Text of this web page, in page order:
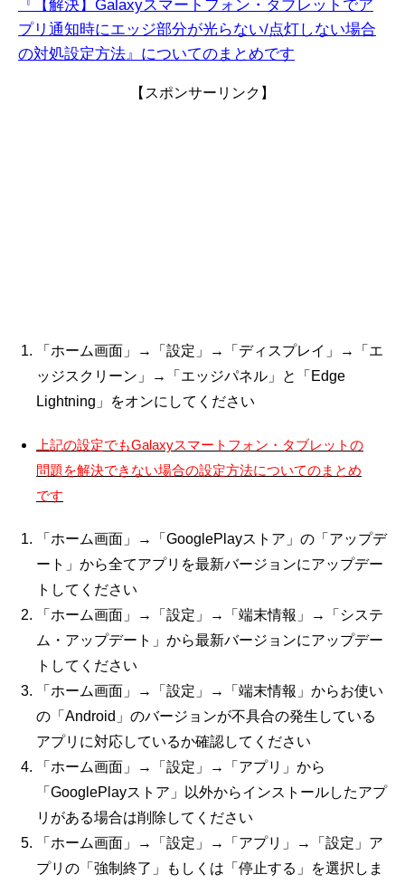
『【解決】Galaxyスマートフォン・タブレットでア
プリ通知時にエッジ部分が光らない/点灯しない場合
の対処設定方法』についてのまとめです
【スポンサーリンク】
「ホーム画面」→「設定」→「ディスプレイ」→「エ
ッジスクリーン」→「エッジパネル」と「Edge
Lightning」をオンにしてください
上記の設定でもGalaxyスマートフォン・タブレットの
問題を解決できない場合の設定方法についてのまとめ
です
「ホーム画面」→「GooglePlayストア」の「アップデ
ート」から全てアプリを最新バージョンにアップデー
トしてください
「ホーム画面」→「設定」→「端末情報」→「システ
ム・アップデート」から最新バージョンにアップデー
トしてください
「ホーム画面」→「設定」→「端末情報」からお使い
の「Android」のバージョンが不具合の発生している
アプリに対応しているか確認してください
「ホーム画面」→「設定」→「アプリ」から
「GooglePlayストア」以外からインストールしたアプ
リがある場合は削除してください
「ホーム画面」→「設定」→「アプリ」→「設定」ア
プリの「強制終了」もしくは「停止する」を選択しま